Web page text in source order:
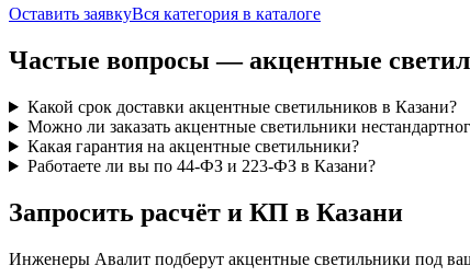
Оставить заявкуВся категория в каталоге
Частые вопросы —акцентные
Какой срок доставки акцентные светильников в Казани?
Можно ли заказать акцентные светильники
Какая гарантия на акцентные светильники?
Работаете ли вы по 44-ФЗ и 223-ФЗ в Казани?
Запросить расчёт и КП в Казани
Инженеры Авалит подберут акцентные светильники под